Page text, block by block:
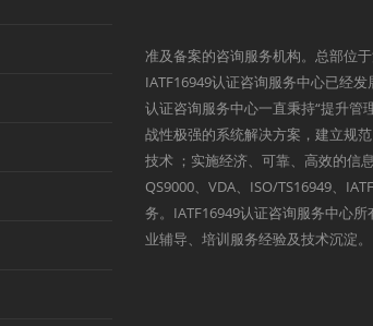
准及备案的咨询服务机构。总部位
IATF16949认证咨询服务中心已经
认证咨询服务中心一直秉持“提升管
战性极强的系统解决方案，建立规
技术 ；实施经济、可靠、高效的信
QS9000、VDA、ISO/TS16949、
务。IATF16949认证咨询服务中心
业辅导、培训服务经验及技术沉淀。